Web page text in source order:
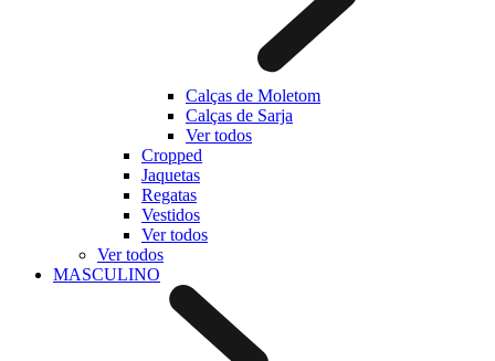
Calças de Moletom
Calças de Sarja
Ver todos
Cropped
Jaquetas
Regatas
Vestidos
Ver todos
Ver todos
MASCULINO